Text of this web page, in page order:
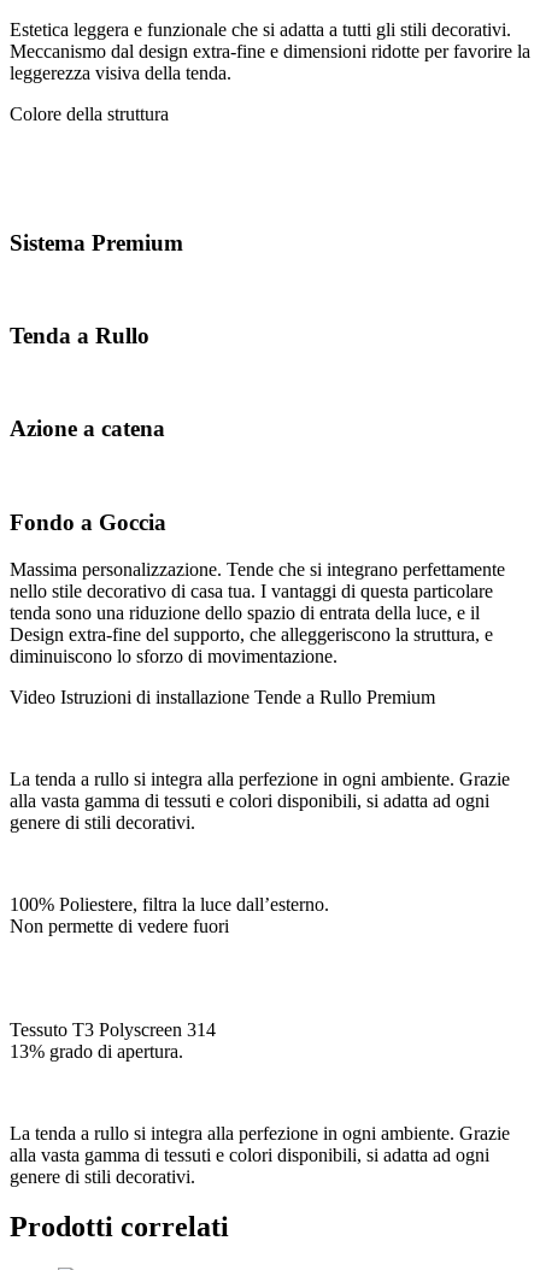
Estetica leggera e funzionale che si adatta a tutti gli stili decorativi.
Meccanismo dal design extra-fine e dimensioni ridotte per favorire la
leggerezza visiva della tenda.
Colore della struttura
Sistema Premium
Tenda a Rullo
Azione a catena
Fondo a Goccia
Massima personalizzazione. Tende che si integrano perfettamente
nello stile decorativo di casa tua. I vantaggi di questa particolare
tenda sono una riduzione dello spazio di entrata della luce, e il
Design extra-fine del supporto, che alleggeriscono la struttura, e
diminuiscono lo sforzo di movimentazione.
Video Istruzioni di installazione Tende a Rullo Premium
La tenda a rullo si integra alla perfezione in ogni ambiente. Grazie
alla vasta gamma di tessuti e colori disponibili, si adatta ad ogni
genere di stili decorativi.
100% Poliestere, filtra la luce dall’esterno.
Non permette di vedere fuori
Tessuto T3 Polyscreen 314
13% grado di apertura.
La tenda a rullo si integra alla perfezione in ogni ambiente. Grazie
alla vasta gamma di tessuti e colori disponibili, si adatta ad ogni
genere di stili decorativi.
Prodotti correlati